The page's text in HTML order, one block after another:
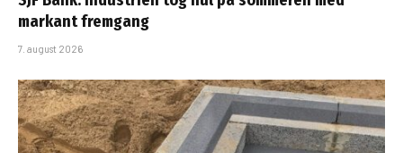
markant fremgang
7. august 2026